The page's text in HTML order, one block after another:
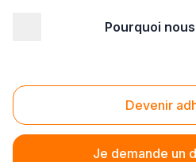
Pourquoi
Devenir
Je demande un
Carrelage Meurthe-et-
Vous envisagez destravaux
Meurthe-et-Moselle? La